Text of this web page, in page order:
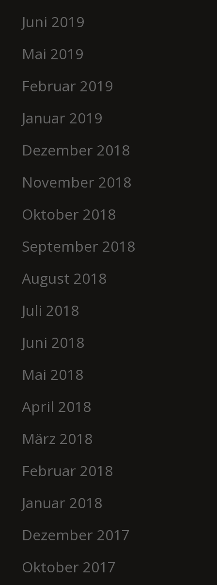
Juni 2019
Mai 2019
Februar 2019
Januar 2019
Dezember 2018
November 2018
Oktober 2018
September 2018
August 2018
Juli 2018
Juni 2018
Mai 2018
April 2018
März 2018
Februar 2018
Januar 2018
Dezember 2017
Oktober 2017